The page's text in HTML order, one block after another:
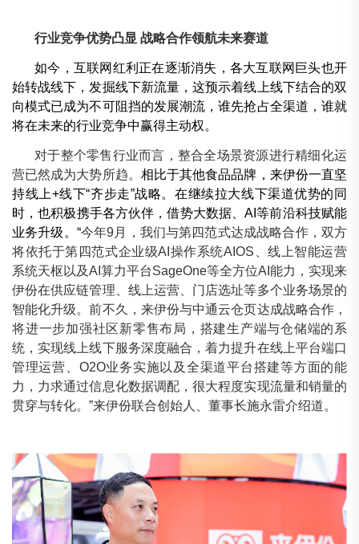
行业竞争优势凸显 战略合作领航未来赛道
如今，互联网红利正在逐渐消失，各大互联网巨头也开
始转战线下，发掘线下新流量，这预示着线上线下结合的双
向模式已成为不可阻挡的发展潮流，谁先抢占全渠道，谁就
将在未来的行业竞争中赢得主动权。
对于整个零售行业而言，整合全场景资源进行精细化运
营已然成为大势所趋。 相比于其他食品品牌，来伊份一直坚
持线上+线下“齐步走”战略。在继续拉大线下渠道优势的同
时，也积极携手各方伙伴，借势大数据、AI等前沿科技赋能
业务升级。“今年9月，我们与第四范式达成战略合作，双方
将依托于第四范式企业级AI操作系统AIOS、线上智能运营
系统天枢以及AI算力平台SageOne等全方位AI能力，实现来
伊份在供应链管理、线上运营、门店选址等多个业务场景的
智能化升级。前不久，来伊份与中通云仓页达成战略合作，
将进一步加强社区新零售布局，搭建生产端与仓储端的系
统，实现线上线下服务深度融合，着力提升在线上平台端口
管理运营、O2O业务实施以及全渠道平台搭建等方面的能
力，力求通过信息化数据调配，很大程度实现流量和销量的
贯穿与转化。”来伊份联合创始人、董事长施永雷介绍道。